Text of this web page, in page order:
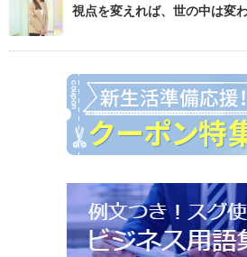
視点を変えれば、世の中は